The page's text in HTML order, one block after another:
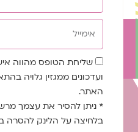
שדה
הסכמה
שליחת הטופס מהווה
ועדכונים ממגזין גלויה
האתר.
* ניתן להסיר את עצמך
בלחיצה על הלינק להסרה